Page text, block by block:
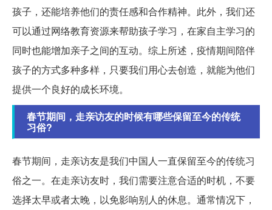
孩子，还能培养他们的责任感和合作精神。此外，我们还
可以通过网络教育资源来帮助孩子学习，在家自主学习的
同时也能增加亲子之间的互动。综上所述，疫情期间陪伴
孩子的方式多种多样，只要我们用心去创造，就能为他们
提供一个良好的成长环境。
春节期间，走亲访友的时候有哪些保留至今的传统
习俗?
春节期间，走亲访友是我们中国人一直保留至今的传统习
俗之一。在走亲访友时，我们需要注意合适的时机，不要
选择太早或者太晚，以免影响别人的休息。通常情况下，